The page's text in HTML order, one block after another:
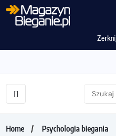
Home
Psychologia biegania